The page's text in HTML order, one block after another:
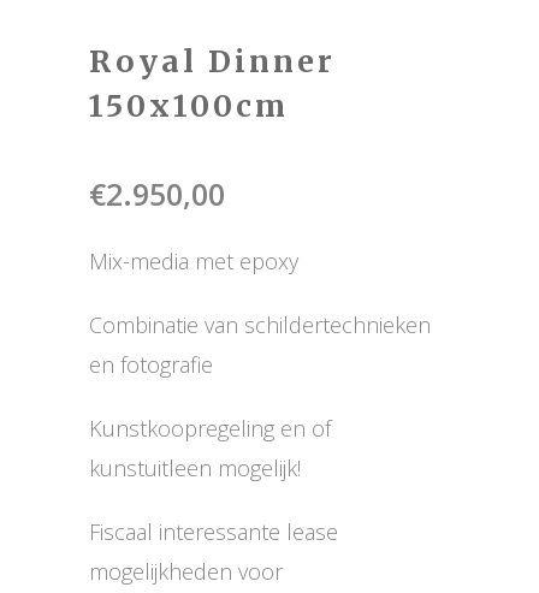
Royal Dinner
150x100cm
€2.950,00
Mix-media met epoxy
Combinatie van schildertechnieken
en fotografie
Kunstkoopregeling en of
kunstuitleen mogelijk!
Fiscaal interessante lease
mogelijkheden voor